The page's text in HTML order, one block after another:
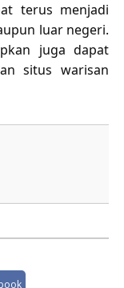
terus menjadi
luar negeri.
juga dapat
situs warisan